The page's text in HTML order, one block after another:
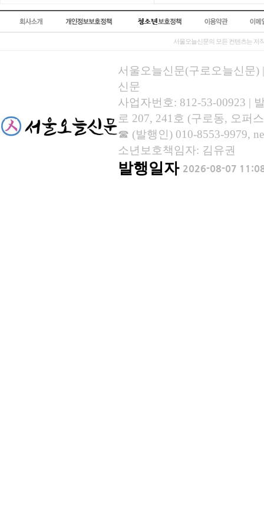
서울오늘신문의 모든 컨텐츠는 저
서울오늘신문(구로오늘신문)
신문
사업자번호: 812-53-00923 |
로 207, 241호 (구로동, 오퍼
☎ (발행인) 010-8553-9979,
소년보호책임자: 김유권
발행일자